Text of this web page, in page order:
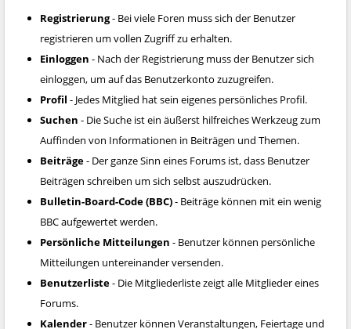
Registrierung- Bei viele Foren muss sich der Benutzer
registrieren um vollen Zugriff zu erhalten.
Einloggen - Nach der Registrierung muss der Benutzer sich
einloggen, um auf das Benutzerkonto zuzugreifen.
Profil - Jedes Mitglied hat sein eigenes persönliches Profil.
Suchen - Die Suche ist ein äußerst hilfreiches Werkzeug zum
Auffinden von Informationen in Beiträgen und Themen.
Beiträge- Der ganze Sinn eines Forums ist, dass Benutzer
Beiträgen schreiben um sich selbst auszudrücken.
Bulletin-Board-Code (BBC)- Beiträge können mit ein wenig
BBC aufgewertet werden.
Persönliche Mitteilungen - Benutzer können persönliche
Mitteilungen untereinander versenden.
Benutzerliste- Die Mitgliederliste zeigt alle Mitglieder eines
Forums.
Kalender- Benutzer können Veranstaltungen, Feiertage und